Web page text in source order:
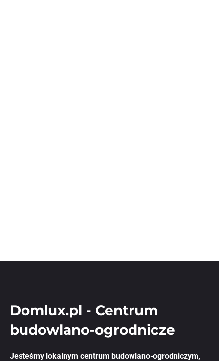
Domlux.pl - Centrum
budowlano-ogrodnicze
Jesteśmy lokalnym centrum budowlano-ogrodniczym,